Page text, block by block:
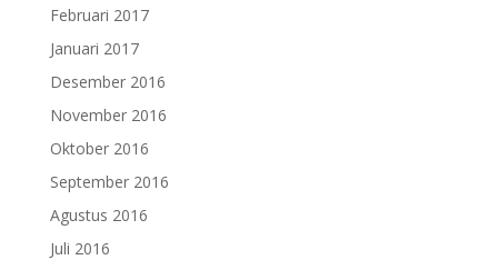
Februari 2017
Januari 2017
Desember 2016
November 2016
Oktober 2016
September 2016
Agustus 2016
Juli 2016